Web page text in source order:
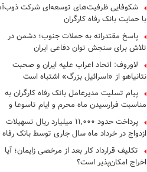
شکوفایی ظرفیت‌های توسعه‌ای شرکت
با حمایت‌ بانک رفاه کارگران
پاسخ مقتدرانه به حملات جنوب؛ دشمن در
تلاش برای سنجش توان دفاعی ایران
لاوروف: اتحاد اعراب علیه ایران و صحبت
نتانیاهو از «اسرائیل بزرگ» اشتباه است
پیام تسلیت مدیرعامل بانک رفاه کارگران به
مناسبت فرارسیدن ماه محرم و ایام تاسوعا و
عاشورای حسینی
پرداخت حدود ۱۱,۰۰۰ میلیارد ریال تسهیلات
ازدواج در خرداد ماه سال جاری توسط بانک رفاه
کارگران
تکلیف قرارداد کار بعد از مرخصی زایمان؛ آیا
اخراج امکان‌پذیر است؟